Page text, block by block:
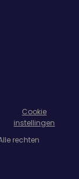
Cookie
instellingen
rechten